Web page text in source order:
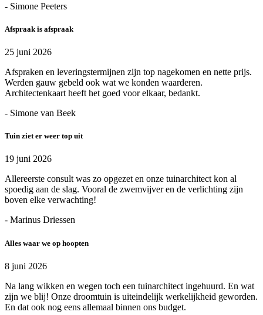
- Simone Peeters
Afspraak is afspraak
25 juni 2026
Afspraken en leveringstermijnen zijn top nagekomen en nette prijs.
Werden gauw gebeld ook wat we konden waarderen.
Architectenkaart heeft het goed voor elkaar, bedankt.
- Simone van Beek
Tuin ziet er weer top uit
19 juni 2026
Allereerste consult was zo opgezet en onze tuinarchitect kon al
spoedig aan de slag. Vooral de zwemvijver en de verlichting zijn
boven elke verwachting!
- Marinus Driessen
Alles waar we op hoopten
8 juni 2026
Na lang wikken en wegen toch een tuinarchitect ingehuurd. En wat
zijn we blij! Onze droomtuin is uiteindelijk werkelijkheid geworden.
En dat ook nog eens allemaal binnen ons budget.